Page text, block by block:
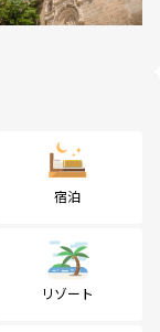
宿泊
リゾート